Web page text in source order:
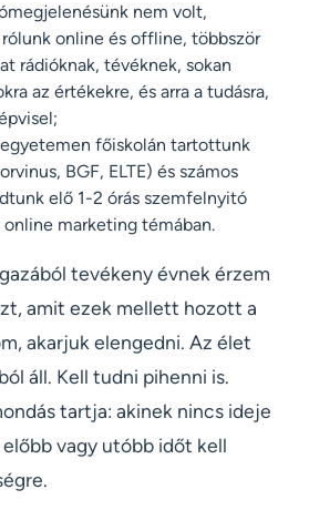
nem volt,
online és offline, többször
rádióknak, tévéknek, sokan
az értékekre, és arra a tudásra,
főiskolán tartottunk
BGF, ELTE) és számos
elő 1-2 órás szemfelnyitó
marketing témában.
tevékeny évnek érzem
amit ezek mellett hozott a
akarjuk elengedni. Az élet
áll. Kell tudni pihenni is.
tartja: akinek nincs ideje
vagy utóbb időt kell